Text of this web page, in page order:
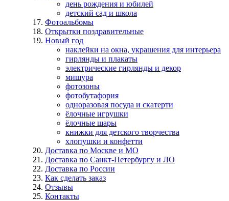
день рождения и юбилей
детский сад и школа
Фотоальбомы
Открытки поздравительные
Новый год
наклейки на окна, украшения для интерьера
гирлянды и плакаты
электрические гирлянды и декор
мишура
фотозоны
фотобутафория
одноразовая посуда и скатерти
ёлочные игрушки
ёлочные шары
книжки для детского творчества
хлопушки и конфетти
Доставка по Москве и МО
Доставка по Санкт-Петербургу и ЛО
Доставка по России
Как сделать заказ
Отзывы
Контакты